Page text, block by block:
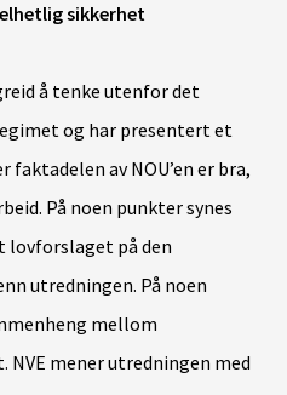
sikkerhet
å tenke utenfor det
og har presentert et
faktadelen av NOU’en er bra,
På noen punkter synes
lovforslaget på den
utredningen. På noen
mellom
mener utredningen med